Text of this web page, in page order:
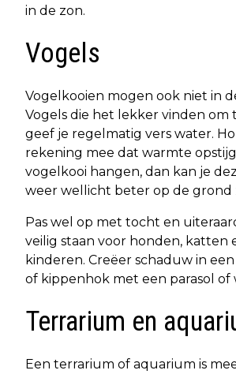
in de zon.
Vogels
Vogelkooien mogen ook niet in
Vogels die het lekker vinden om
geef je regelmatig vers water.
rekening mee dat warmte
vogelkooi hangen, dan kan je
weer wellicht beter op de grond
Pas wel op met tocht en
veilig staan voor honden, katten
kinderen. Creëer schaduw in
of kippenhok met een parasol of
Terrarium en
Een terrarium of aquarium is